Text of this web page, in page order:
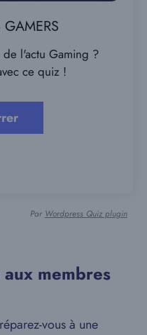
de l'actu Gaming ?
ce quiz !
Par Wordpress Quiz plugin
membres
vous à une